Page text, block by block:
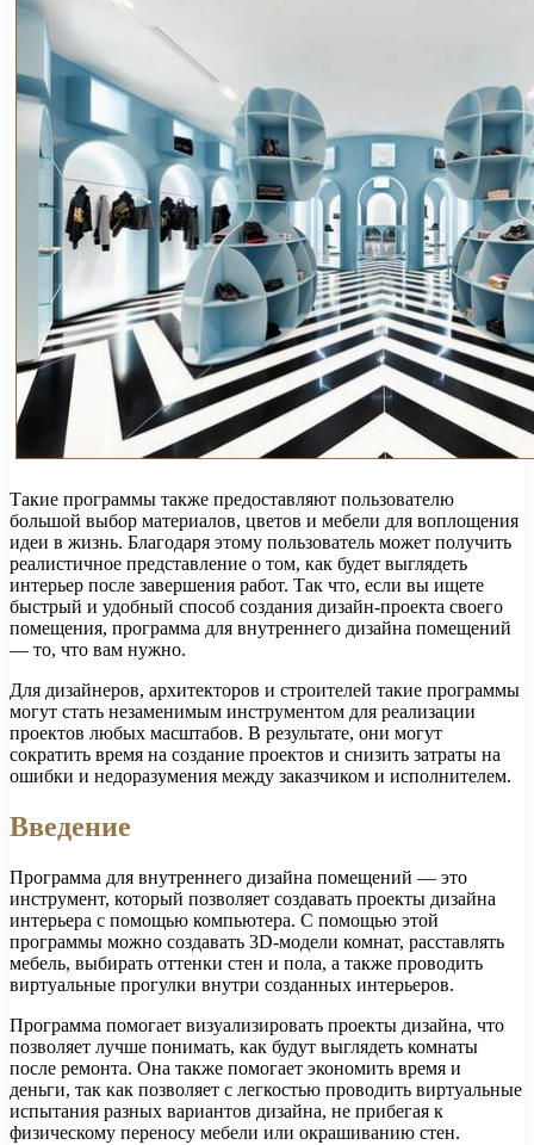
Такие программы также предоставляют пользователю
большой выбор материалов, цветов и мебели для воплощения
идеи в жизнь. Благодаря этому пользователь может получить
реалистичное представление о том, как будет выглядеть
интерьер после завершения работ. Так что, если вы ищете
быстрый и удобный способ создания дизайн-проекта своего
помещения, программа для внутреннего дизайна помещений
— то, что вам нужно.
Для дизайнеров, архитекторов и строителей такие программы
могут стать незаменимым инструментом для реализации
проектов любых масштабов. В результате, они могут
сократить время на создание проектов и снизить затраты на
ошибки и недоразумения между заказчиком и исполнителем.
Введение
Программа для внутреннего дизайна помещений — это
инструмент, который позволяет создавать проекты дизайна
интерьера с помощью компьютера. С помощью этой
программы можно создавать 3D-модели комнат, расставлять
мебель, выбирать оттенки стен и пола, а также проводить
виртуальные прогулки внутри созданных интерьеров.
Программа помогает визуализировать проекты дизайна, что
позволяет лучше понимать, как будут выглядеть комнаты
после ремонта. Она также помогает экономить время и
деньги, так как позволяет с легкостью проводить виртуальные
испытания разных вариантов дизайна, не прибегая к
физическому переносу мебели или окрашиванию стен.